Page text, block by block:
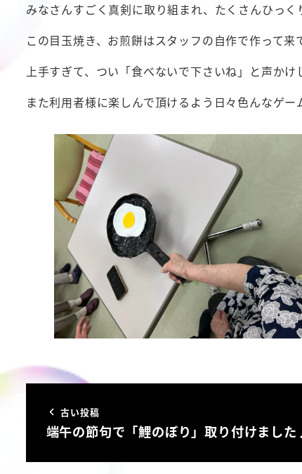
みなさんすごく真剣に取り組まれ、たくさんひっく
この目玉焼き、お煎餅はスタッフの自作で作って
上手すぎて、つい「食べないで下さいね」と声かけ
また利用者様に楽しんで頂けるよう日々色んなゲ
古い投稿
端午の節句で「鯉のぼり」取り付けまし